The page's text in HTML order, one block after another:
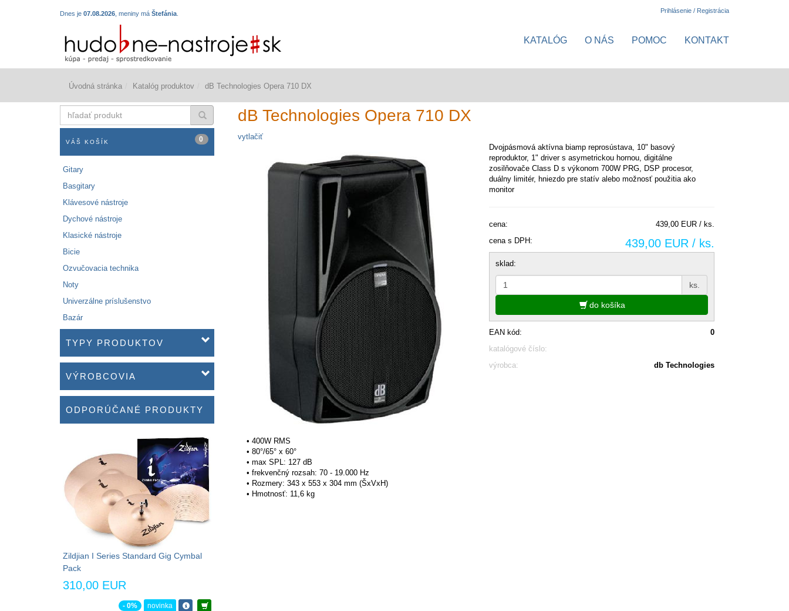
Dnes je 07.08.2026 , meniny má Štefánia Prihlásenie / Registrácia
KATALÓG O NÁS POMOC KONTAKT
Úvodná stránka Katalóg produktov dB Technologies Opera 710 DX
produkt
VÁŠ KOŠÍK 0
Gitary
Basgitary
Klávesové nástroje
Dychové nástroje
Klasické nástroje
Bicie
Ozvučovacia technika
Noty
Univerzálne príslušenstvo
Bazár
TYPY PRODUKTOV
VÝROBCOVIA
ODPORÚČANÉ PRODUKTY
Zildjian I Series Standard Gig Cymbal
Pack
310,00 EUR
- 0% novinka
dB Technologies Opera 710 DX
vytlačiť
Dvojpásmová aktívna biamp reprosústava, 10" basový
reproduktor, 1" driver s asymetrickou hornou, digitálne
zosilňovače Class D s výkonom 700W PRG, DSP procesor,
duálny limitér, hniezdo pre statív alebo možnosť použitia ako
monitor
cena:
439,00 EUR / ks.
cena s DPH:
439,00 EUR / ks.
sklad:
ks.
do košíka
EAN kód:
0
katalógové číslo:
výrobca:
db Technologies
• 400W RMS
• 80°/65° x 60°
• max SPL: 127 dB
• frekvenčný rozsah: 70 - 19.000 Hz
• Rozmery: 343 x 553 x 304 mm (ŠxVxH)
• Hmotnosť: 11,6 kg